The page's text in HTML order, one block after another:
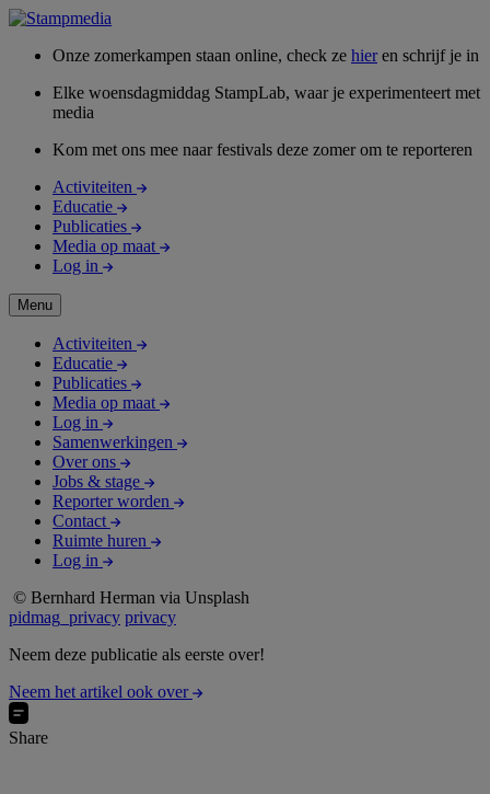
Onze zomerkampen staan online, check ze hieren schrijf je in
Elke woensdagmiddag StampLab, waar je experimenteert met
media
Kom met ons mee naar festivals deze zomer om te reporteren
Activiteiten
Educatie
Publicaties
Media op maat
Log in
Menu
Activiteiten
Educatie
Publicaties
Media op maat
Log in
Samenwerkingen
Over ons
Jobs & stage
Reporter worden
Contact
Ruimte huren
Log in
© Bernhard Herman via Unsplash
pidmag_privacy privacy
Neem deze publicatie als eerste over!
Neem het artikel ook over
Share